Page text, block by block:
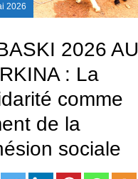
2026
2026 AU
: La
comme
de la
sociale